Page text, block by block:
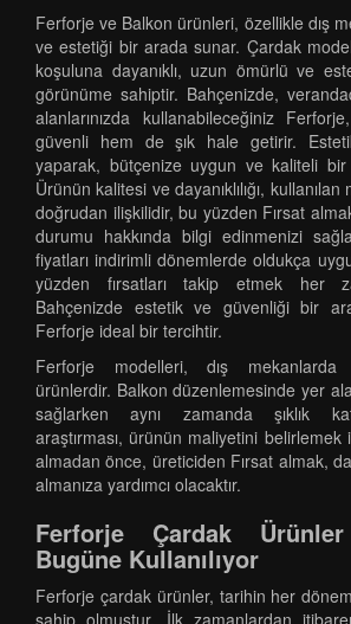
Ferforje ve Balkon ürünleri, özellikle dış
ve estetiği bir arada sunar. Çardak
koşuluna dayanıklı, uzun ömürlü ve
görünüme sahiptir. Bahçenizde,
alanlarınızda kullanabileceğiniz
güvenli hem de şık hale getirir.
yaparak, bütçenize uygun ve kaliteli
Ürünün kalitesi ve dayanıklılığı,
doğrudan ilişkilidir, bu yüzden Fırsat
durumu hakkında bilgi edinmenizi
fiyatları indirimli dönemlerde oldukça
yüzden fırsatları takip etmek her
Bahçenizde estetik ve güvenliği bir
Ferforje ideal bir tercihtir.
Ferforje modelleri, dış mekanlarda
ürünlerdir. Balkon düzenlemesinde yer
sağlarken aynı zamanda şıklık
araştırması, ürünün maliyetini belirlemek
almadan önce, üreticiden Fırsat almak,
almanıza yardımcı olacaktır.
Ferforje Çardak
Bugüne Kullanılıyor
Ferforje çardak ürünler, tarihin her
sahip olmuştur. İlk zamanlardan